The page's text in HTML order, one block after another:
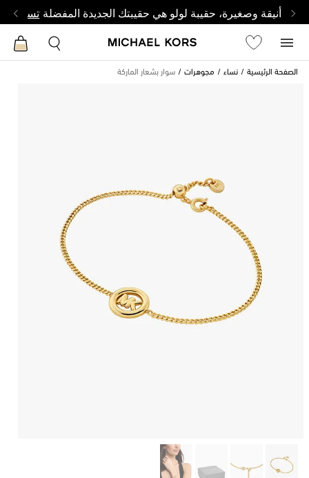
أنيقة وصغيرة، حقيبة لولو هي حقيبتك الجديدة المفضلة تسوق
الصفحة الرئيسية نساء مجوهرات سوار بشعار الماركة